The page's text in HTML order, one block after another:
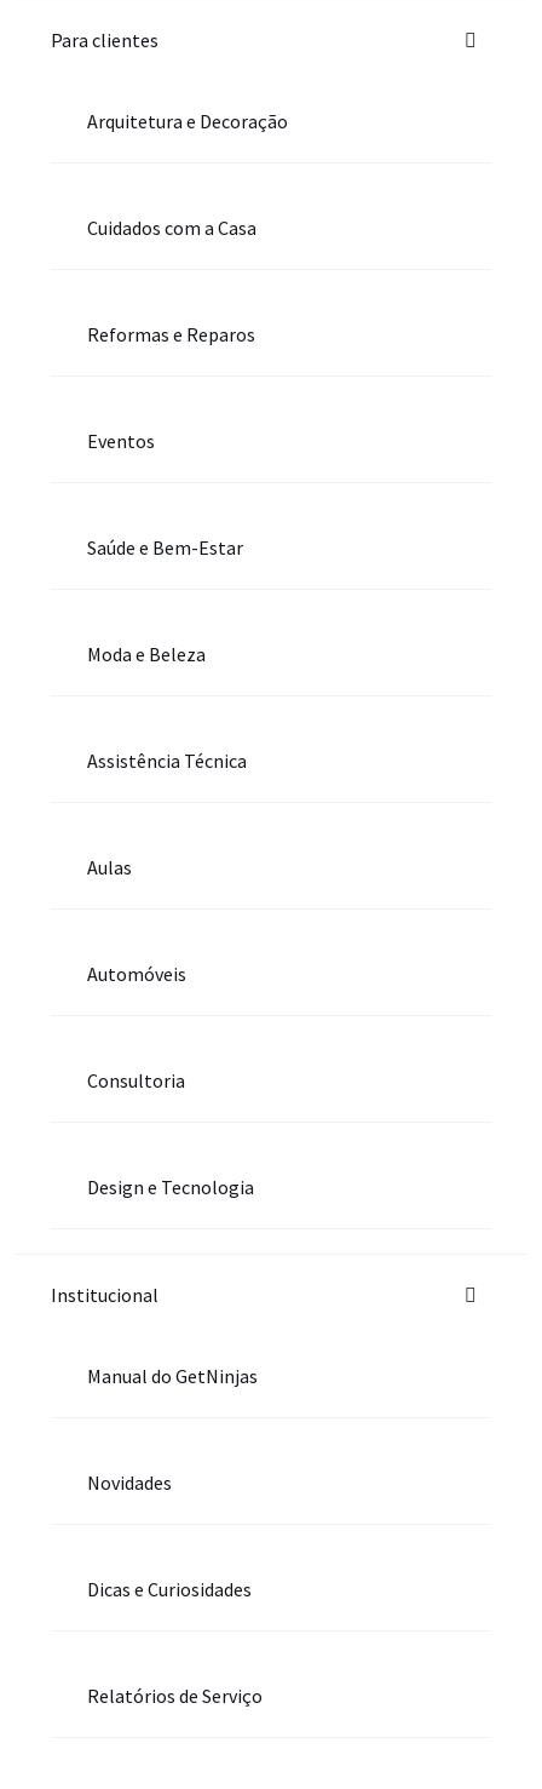
Para clientes
Arquitetura e Decoração
Cuidados com a Casa
Reformas e Reparos
Eventos
Saúde e Bem-Estar
Moda e Beleza
Assistência Técnica
Aulas
Automóveis
Consultoria
Design e Tecnologia
Institucional
Manual do GetNinjas
Novidades
Dicas e Curiosidades
Relatórios de Serviço